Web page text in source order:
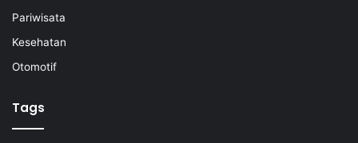
Pariwisata
Kesehatan
Otomotif
Tags